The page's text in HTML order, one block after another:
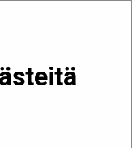
vastuullisuuden